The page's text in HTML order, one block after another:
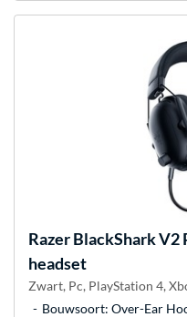
RazerBlackShark V2
headset
Zwart, Pc, PlayStation 4,
Bouwsoort: Over-Ear